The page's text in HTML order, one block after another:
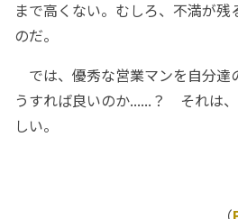
まで高くない。むしろ、不満が残
のだ。
では、優秀な営業マンを自分達
うすれば良いのか......？ それは
しい。